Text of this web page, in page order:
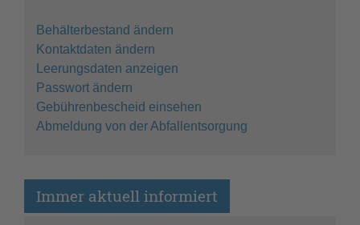
Behälterbestand ändern
Kontaktdaten ändern
Leerungsdaten anzeigen
Passwort ändern
Gebührenbescheid einsehen
Abmeldung von der Abfallentsorgung
Immer aktuell informiert